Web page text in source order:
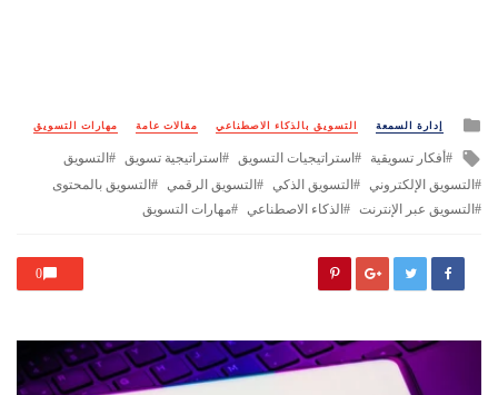
Posted
إدارة السمعة التسويق بالذكاء الاصطناعي مقالات عامة مهارات التسويق
Tagged
أفكار تسويقية استراتيجيات التسويق استراتيجية تسويق
التسويق
التسويق الإلكتروني
التسويق الذكي التسويق الرقمي
التسويق بالمحتوى
التسويق عبر الإنترنت
الذكاء الاصطناعي مهارات التسويق
0